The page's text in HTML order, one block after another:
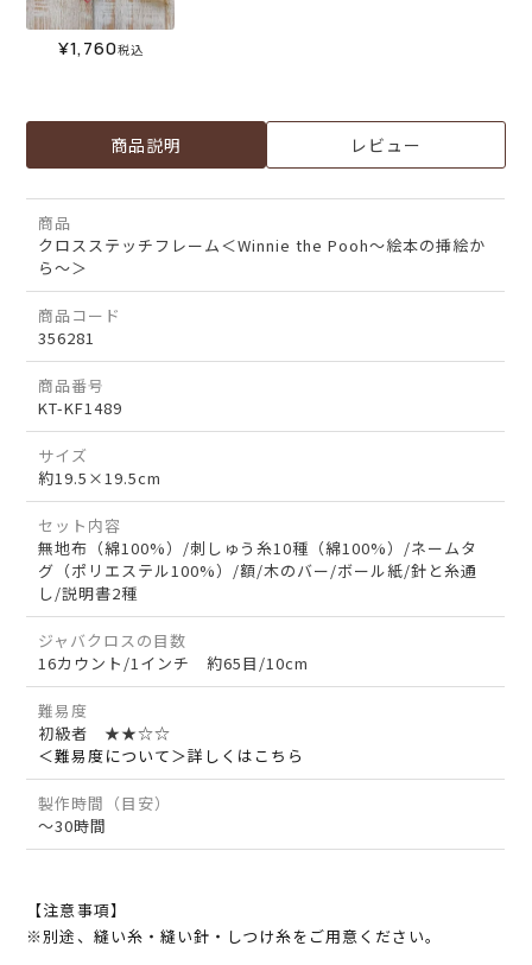
¥1,760税込
商品説明 レビュー
商品
クロスステッチフレーム＜Winnie the Pooh～絵本の挿絵か
ら～＞
商品コード
356281
商品番号
KT-KF1489
サイズ
約19.5×19.5cm
セット内容
無地布（綿100%）/刺しゅう糸10種（綿100%）/ネームタ
グ（ポリエステル100%）/額/木のバー/ボール紙/針と糸通
し/説明書2種
ジャバクロスの目数
16カウント/1インチ 約65目/10cm
難易度
初級者 ★★☆☆
＜難易度について＞詳しくはこちら
製作時間（目安）
～30時間
【注意事項】
※別途、縫い糸・縫い針・しつけ糸をご用意ください。